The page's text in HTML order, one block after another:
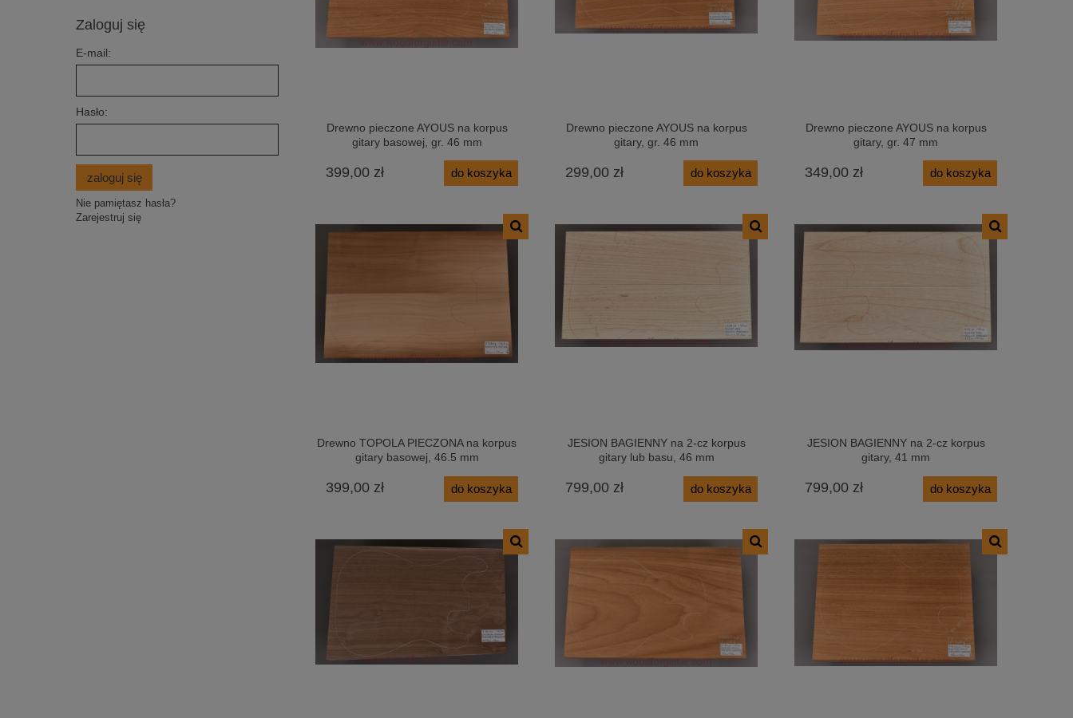
Zaloguj się
E-mail:
Hasło:
zaloguj się
Nie pamiętasz hasła?
Zarejestruj się
Drewno pieczone AYOUS na korpus
gitary basowej, gr. 46 mm
399,00 zł do koszyka
Drewno pieczone AYOUS na korpus
gitary, gr. 46 mm
299,00 zł do koszyka
Drewno pieczone AYOUS na korpus
gitary, gr. 47 mm
349,00 zł do koszyka
Drewno TOPOLA PIECZONA na korpus
gitary basowej, 46.5 mm
399,00 zł do koszyka
JESION BAGIENNY na 2-cz korpus
gitary lub basu, 46 mm
799,00 zł do koszyka
JESION BAGIENNY na 2-cz korpus
gitary, 41 mm
799,00 zł do koszyka